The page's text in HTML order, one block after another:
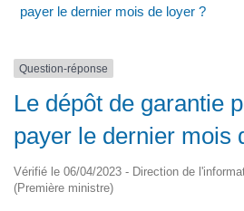
payer le dernier mois de loyer ?
Question-réponse
Le dépôt de garantie
payer le dernier mois
Vérifié le 06/04/2023 - Direction de
(Première ministre)